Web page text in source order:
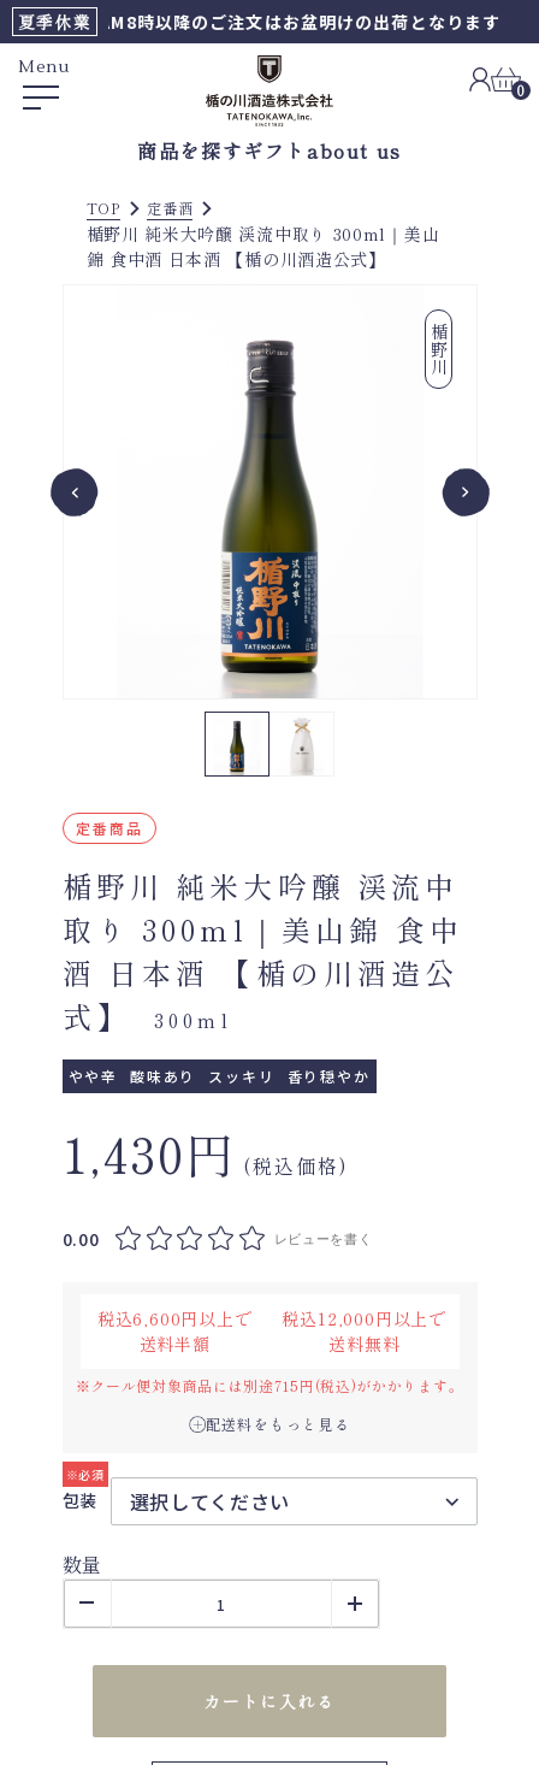
夏季休業
8/6AM8時以降のご注文はお盆明けの出荷となります
Menu
0
商品を探すギフト about us
TOP 定番酒
楯野川 純米大吟醸 渓流中取り 300ml｜美山
錦 食中酒 日本酒 【楯の川酒造公式】
楯野川
定番商品
楯野川 純米大吟醸 渓流中
取り 300ml｜美山錦 食中
酒 日本酒 【楯の川酒造公
式】
300ml
やや辛 酸味あり スッキリ 香り穏やか
1,430円 (税込価格)
0.00 レビューを書く
税込6,600円以上で
送料半額
税込12,000円以上で
送料無料
※クール便対象商品には別途715円(税込)がかかります。
配送料をもっと見る
包装
数量
カートに入れる